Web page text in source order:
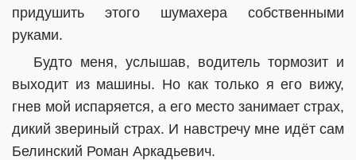
придушить этого шумахера собственными
руками.
Будто меня, услышав, водитель тормозит и
выходит из машины. Но как только я его вижу,
гнев мой испаряется, а его место занимает страх,
дикий звериный страх. И навстречу мне идёт сам
Белинский Роман Аркадьевич.